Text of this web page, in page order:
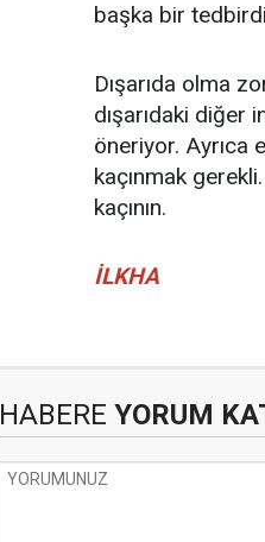
başka bir
Dışarıda olma
dışarıdaki diğer
öneriyor. Ayrıca
kaçınmak
kaçının.
İLKHA
HABERE YORUM